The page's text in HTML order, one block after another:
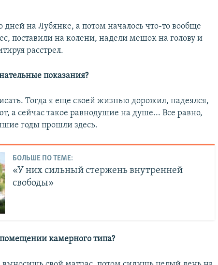
на Лубянке, а потом началось что-то вообще
поставили на колени, надели мешок на голову и
расстрел.
показания?
Тогда я еще своей жизнью дорожил, надеялся,
а сейчас такое равнодушие на душе... Все равно,
годы прошли здесь.
БОЛЬШЕ ПО ТЕМЕ:
«У них сильный стержень внутренней
свободы»
камерного типа?